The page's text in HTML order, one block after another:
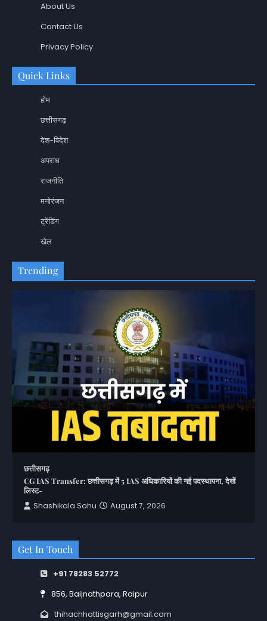
About Us
Contact Us
Privacy Policy
Quick Links
होम
छत्तीसगढ़
देश-विदेश
अपराध
राजनीति
मनोरंजन
ट्रेंडिंग
खेल
Trending
छत्तीसगढ़
CG IAS Transfer: छत्तीसगढ़ में 5 IAS अधिकारियों की नई पदस्थापना, देखें
लिस्ट-
Shashikala Sahu
August 7, 2026
Get In Touch
+91 78283 52772
856, Baijnathpara, Raipur
thihachhattisgarh@gmail.com